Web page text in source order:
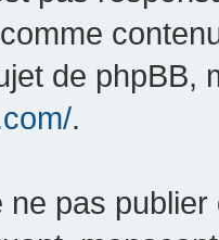
de phpBB,
.
pas